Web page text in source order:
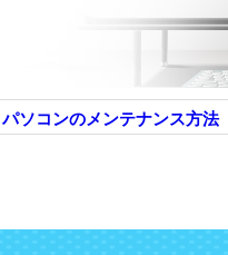
パソコンのメンテナンス方法